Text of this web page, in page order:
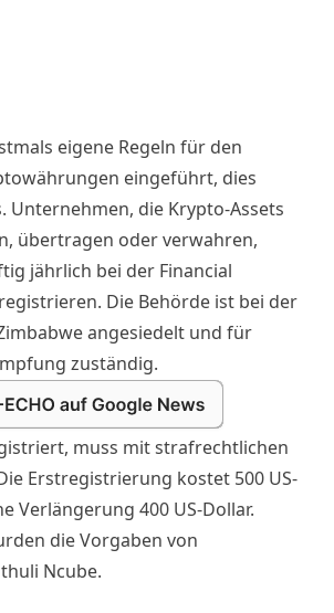
eigene Regeln für den
eingeführt, dies
. Unternehmen, die Krypto-Assets
übertragen oder verwahren,
jährlich bei der Financial
Die Behörde ist bei der
angesiedelt und für
zuständig.
muss mit strafrechtlichen
Erstregistrierung kostet 500 US-
Verlängerung 400 US-Dollar.
die Vorgaben von
Ncube.